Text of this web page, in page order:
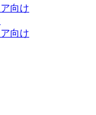
向け
向け